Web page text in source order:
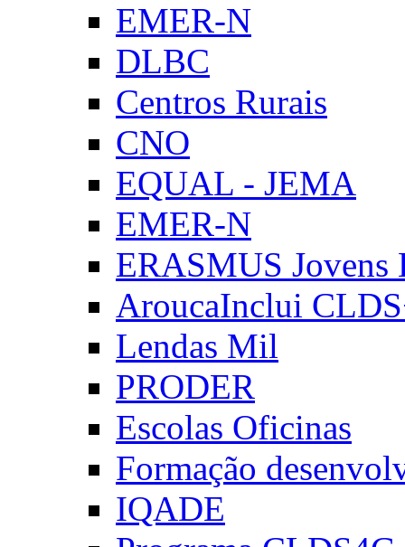
EMER-N
DLBC
Centros Rurais
CNO
EQUAL - JEMA
EMER-N
ERASMUS Jovens
AroucaInclui
Lendas Mil
PRODER
Escolas Oficinas
Formação
IQADE